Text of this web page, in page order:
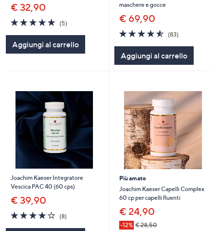
€ 32,90
5.0
of
Stars
(5)
Aggiungi al carrello
maschere e gocce
€ 69,90
4.5
of
Stars
(83)
Aggiungi al carrello
Joachim Kaeser Integratore
Vescica PAC 40 (60 cps)
€ 39,90
3.9
of
(8)8
Più amato
Joachim Kaeser Capelli Complex
60 cp per capelli fluenti
€ 24,90
-12% € 28,50